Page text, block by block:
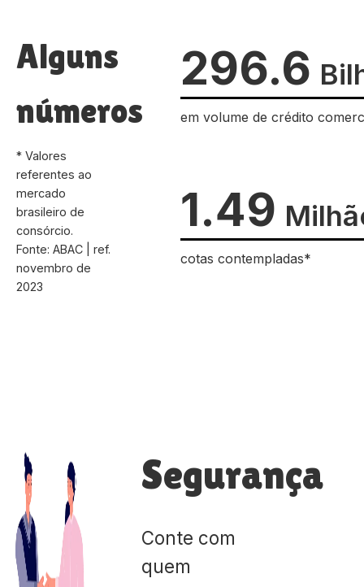
Alguns
números
* Valores
referentes ao
mercado
brasileiro de
consórcio.
Fonte: ABAC | ref.
novembro de
2023
296.6
em volume de crédito
1.49
cotas contempladas*
Segurança
Conte com
quem